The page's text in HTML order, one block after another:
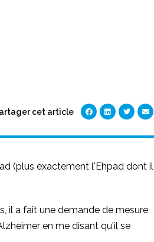
cet article
(plus exactement l'Ehpad dont il
il a fait une demande de mesure
en me disant qu'il se